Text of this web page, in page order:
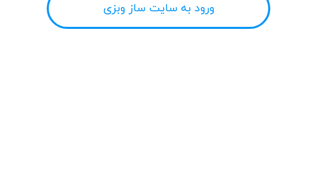
ورود به سایت ساز وبزی